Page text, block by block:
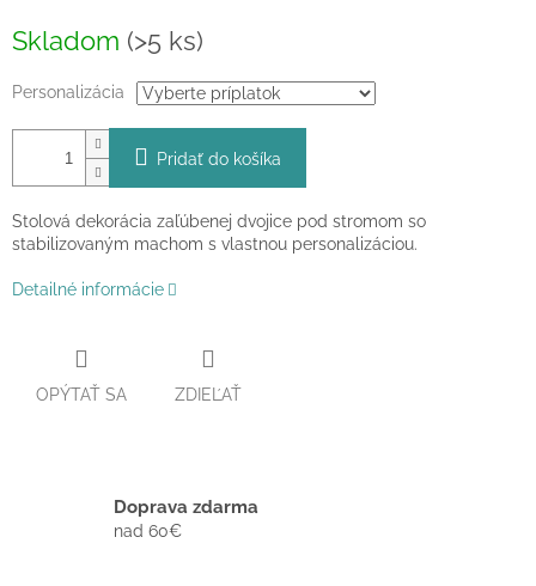
cena:
Skladom (>5 ks)
Personalizácia
Pridať do košíka
Stolová dekorácia zaľúbenej dvojice pod stromom so
stabilizovaným machom s vlastnou personalizáciou.
Detailné informácie
OPÝTAŤ SA ZDIEĽAŤ
Doprava zdarma
nad 60€